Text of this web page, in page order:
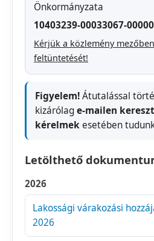
Önkormányzata
10403239-00033067-
Kérjük a közlemény
feltüntetését!
Figyelem!Átutalással
kizárólage-mailen
kérelmekesetében
Letölthető
2026
Lakossági várakozási
2026